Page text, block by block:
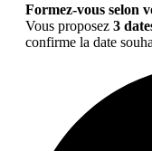
Formez-vous selon
Vous proposez 3
confirme la date